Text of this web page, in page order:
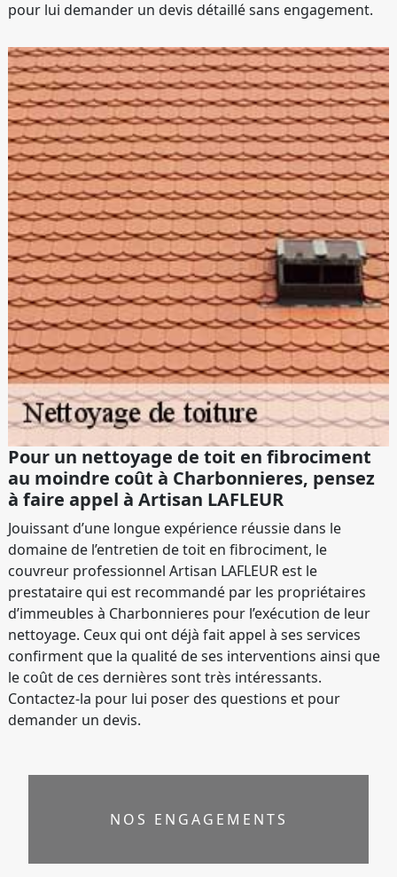
pour lui demander un devis détaillé sans engagement.
Pour un nettoyage de toit en fibrociment
au moindre coût à Charbonnieres, pensez
à faire appel à Artisan LAFLEUR
Jouissant d’une longue expérience réussie dans le
domaine de l’entretien de toit en fibrociment, le
couvreur professionnel Artisan LAFLEUR est le
prestataire qui est recommandé par les propriétaires
d’immeubles à Charbonnieres pour l’exécution de leur
nettoyage. Ceux qui ont déjà fait appel à ses services
confirment que la qualité de ses interventions ainsi que
le coût de ces dernières sont très intéressants.
Contactez-la pour lui poser des questions et pour
demander un devis.
NOS ENGAGEMENTS